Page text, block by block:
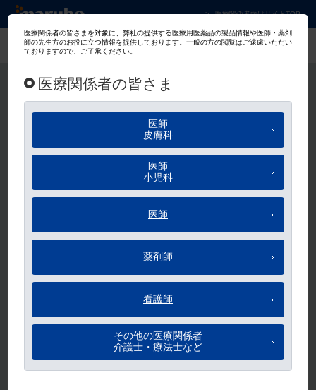
マルホ株式会社 皮膚科学領域での卓越した
医療関係者向けサイトTOP
マルホ会員
ログイン
メールアドレス、パスワードのご入力をお願いします。
メールアドレス
ログイン状態を保持する
ログイン